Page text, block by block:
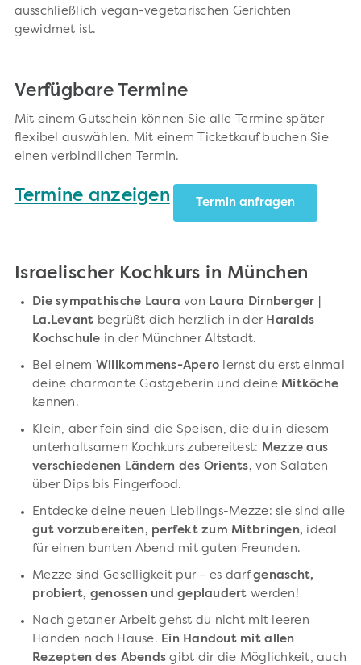
ausschließlich vegan-vegetarischen Gerichten
gewidmet ist.
Verfügbare Termine
Mit einem Gutschein können Sie alle Termine später
flexibel auswählen. Mit einem Ticketkauf buchen Sie
einen verbindlichen Termin.
Termine anzeigen Termin anfragen
Israelischer Kochkurs in München
Die sympathische Laura von Laura Dirnberger |
La.Levant begrüßt dich herzlich in der Haralds
Kochschule in der Münchner Altstadt.
Bei einem Willkommens-Apero lernst du erst einmal
deine charmante Gastgeberin und deine Mitköche
kennen.
Klein, aber fein sind die Speisen, die du in diesem
unterhaltsamen Kochkurs zubereitest: Mezze aus
verschiedenen Ländern des Orients, von Salaten
über Dips bis Fingerfood.
Entdecke deine neuen Lieblings-Mezze: sie sind alle
gut vorzubereiten, perfekt zum Mitbringen, ideal
für einen bunten Abend mit guten Freunden.
Mezze sind Geselligkeit pur – es darfgenascht,
probiert, genossen und geplaudert werden!
Nach getaner Arbeit gehst du nicht mit leeren
Händen nach Hause. Ein Handout mit allen
Rezepten des Abends gibt dir die Möglichkeit, auch